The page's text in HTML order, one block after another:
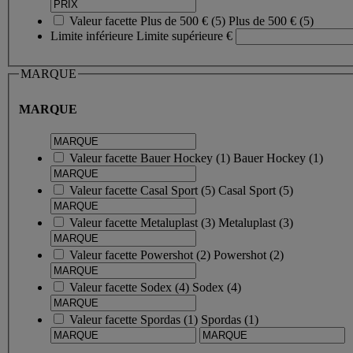
Valeur facette Plus de 500 € (5) Plus de 500 € (5)
Limite inférieure Limite supérieure €
MARQUE
MARQUE
Valeur facette Bauer Hockey (1) Bauer Hockey (1)
Valeur facette Casal Sport (5) Casal Sport (5)
Valeur facette Metaluplast (3) Metaluplast (3)
Valeur facette Powershot (2) Powershot (2)
Valeur facette Sodex (4) Sodex (4)
Valeur facette Spordas (1) Spordas (1)